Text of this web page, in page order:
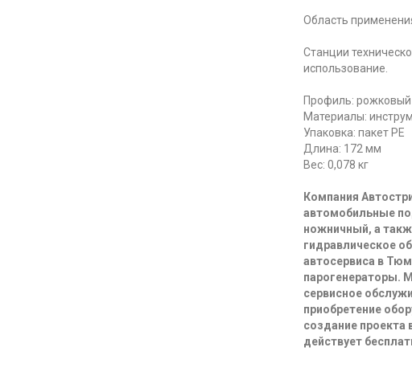
Область
Станции
использование.
Профиль: рожковый
Материалы:
Упаковка: пакет PE
Длина: 172 мм
Вес: 0,078 кг
Компания
автомобильные
ножничный, а
гидравлическое
автосервиса в
парогенераторы.
сервисное
приобретение
создание
действует